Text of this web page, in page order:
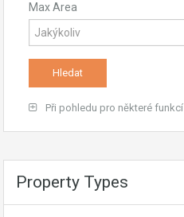
Max Area
Při pohledu pro některé funkcí
Property Types